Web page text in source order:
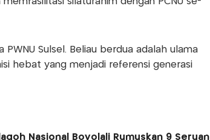
PWNU Sulsel. Beliau berdua adalah ulama
hebat yang menjadi referensi generasi
Nasional Boyolali Rumuskan 9 Seruan